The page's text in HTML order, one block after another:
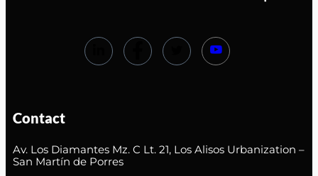
Contact
Av. Los Diamantes Mz. C Lt. 21, Los Alisos Urbanization –
San Martín de Porres